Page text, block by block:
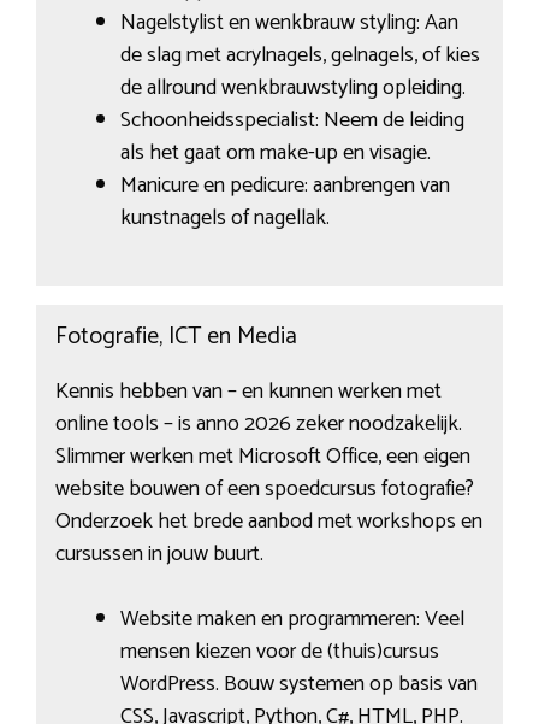
Nagelstylist en wenkbrauw styling: Aan
de slag met acrylnagels, gelnagels, of kies
de allround wenkbrauwstyling opleiding.
Schoonheidsspecialist: Neem de leiding
als het gaat om make-up en visagie.
Manicure en pedicure: aanbrengen van
kunstnagels of nagellak.
Fotografie, ICT en Media
Kennis hebben van – en kunnen werken met
online tools – is anno 2026 zeker noodzakelijk.
Slimmer werken met Microsoft Office, een eigen
website bouwen of een spoedcursus fotografie?
Onderzoek het brede aanbod met workshops en
cursussen in jouw buurt.
Website maken en programmeren: Veel
mensen kiezen voor de (thuis)cursus
WordPress. Bouw systemen op basis van